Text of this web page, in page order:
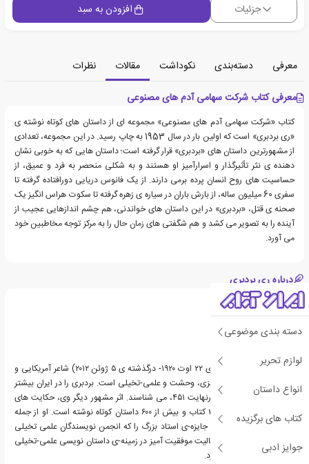
دسته بندی موضوعی
لوازم تحریر
انواع داستان
کتاب های برگزیده
جوایز ادبی
جزئیات افزودن به سبد
معرفی دسته‌بندی نکوداشت مقالات
نظرات
معرفی کتاب شرکت سهامی آدم های مصنوعی
کتاب «شرکت سهامی آدم های مصنوعی» مجموعه ای از داستان های کوتاه نوشته ی
«ری بردبری» است که اولین بار در سال 1953 به چاپ رسید. در این مجموعه، تعدادی
از مشهورترین داستان های «بردبری» قرار گرفته است؛ داستان هایی که به خوبی نشان
دهنده ی نثر تأثیرگذار و اسرارآمیز او هستند و به شکلی منحصر به فرد و عمیق، از
حساسیت های روح انسان پرده برمی دارند. از یک فانوس دریایی دورافتاده گرفته تا
سفری 60 میلیون ساله، از بارش باران در سیاره ی زهره گرفته تا سکوت هراس انگیز یک
صحنه ی قتل، «بردبری» در این داستان های خواندنی، هم چشم اندازهایی عجیب از
آینده را به تصویر می کشد و هم شگفتی های زمان حال را به مرکز توجه مخاطبین خود
می آورد.
درباره ری بردبری
ری داگلاس بردبری، زاده ی ۲۲ اوت ۱۹۲۰- درگذشته ی ۵ ژوئن ۲۰۱۲) شاعر آمریکایی و
نویسنده ی گونه های فانتزی، وحشت و علمی-تخیلی است. بردبری را در ایران بیشتر
به خاطر اثر مشهورش، فارنهایت ۴۵۱، می شناسند. اثر مشهور دیگر وی، حکایت های
مریخ است.وی تا کنون ۳۰ کتاب و بیش از ۶۰۰ داستان کوتاه نوشته است. او از جمله
نخستین کسانی است که جایزه-ی استاد بزرگ را که انجمن نویسندگان علمی تخیلی
آمریکا به پاس یک عمر فعالیت موفقیت آمیز در زمینه-ی داستان نویسی علمی-تخیلی
اعطا می کرد، به دست آورد.